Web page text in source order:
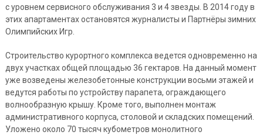
с уровнем сервисного обслуживания 3 и 4 звезды. В 2014 году в
этих апартаментах остановятся журналисты и Партнёры зимних
Олимпийских Игр.
Строительство курортного комплекса ведется одновременно на
двух участках общей площадью 36 гектаров. На данный момент
уже возведены железобетонные конструкции восьми этажей и
ведутся работы по устройству парапета, ограждающего
волнообразную крышу. Кроме того, выполнен монтаж
административного корпуса, столовой и складских помещений.
Уложено около 70 тысяч кубометров монолитного